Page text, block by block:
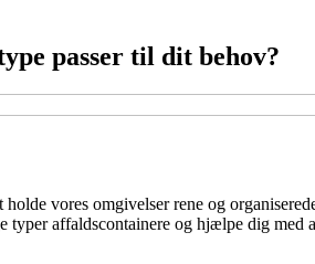
passer til dit behov?
vores omgivelser rene og
affaldscontainere og hjælpe dig med